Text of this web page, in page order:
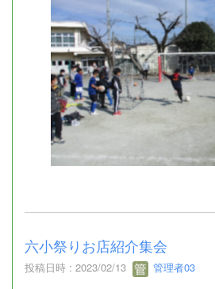
六小祭りお店紹介集会
投稿日時 : 2023/02/13 管理者03